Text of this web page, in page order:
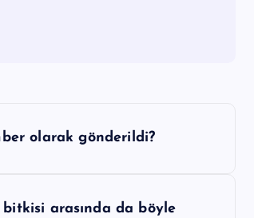
olarak gönderildi?
arasında da böyle